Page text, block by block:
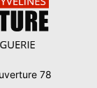
78